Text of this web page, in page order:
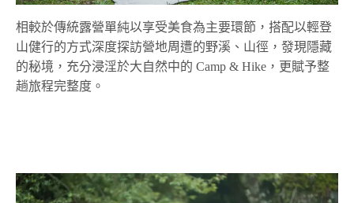
相較於傳統露營單純以享受美食為主要環節，搭配以輕登
山健行的方式深度探訪營地周遭的野溪、山徑，發現隱藏
的秘境，充分浸淫於大自然中的 Camp & Hike，更賦予整
趟旅程完整度。